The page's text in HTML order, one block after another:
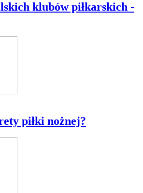
klubów piłkarskich -
piłki nożnej?